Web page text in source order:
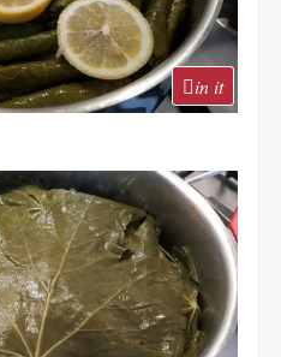
in it